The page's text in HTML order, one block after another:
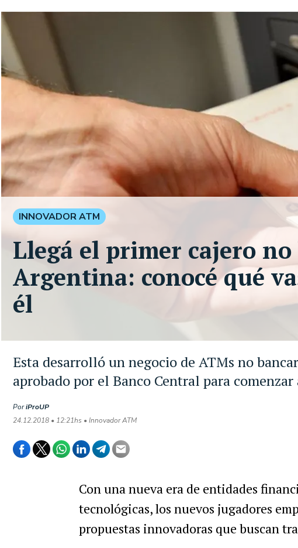
Esta desarrolló un negocio de ATMs no
aprobado por el Banco Central para comenzar
PoriProUP
24.12.2018 • 12:21hs • Innovador ATM
INNOVADOR ATM
Llegá el primer cajero
Argentina: conocé qué
él
Con una nueva era de entidades
tecnológicas, los nuevos jugadores
propuestas innovadoras que buscan